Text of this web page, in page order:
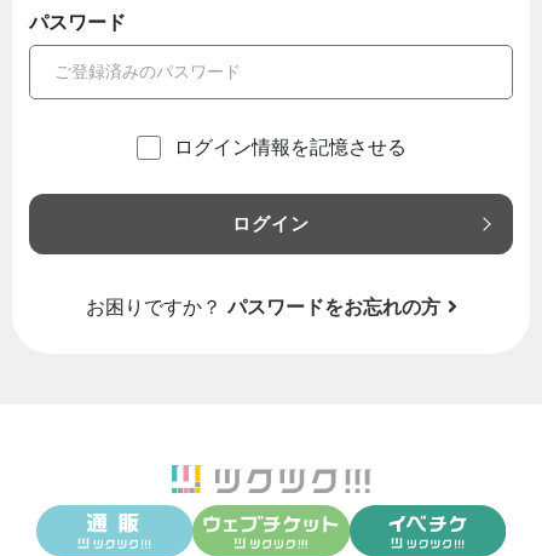
パスワード
ログイン情報を記憶させる
ログイン
お困りですか？ パスワードをお忘れの方